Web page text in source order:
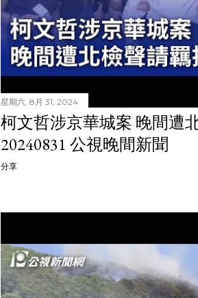
星期六, 8月 31, 2024
柯文哲涉京華城案 晚間遭
20240831 公視晚間新聞
分享